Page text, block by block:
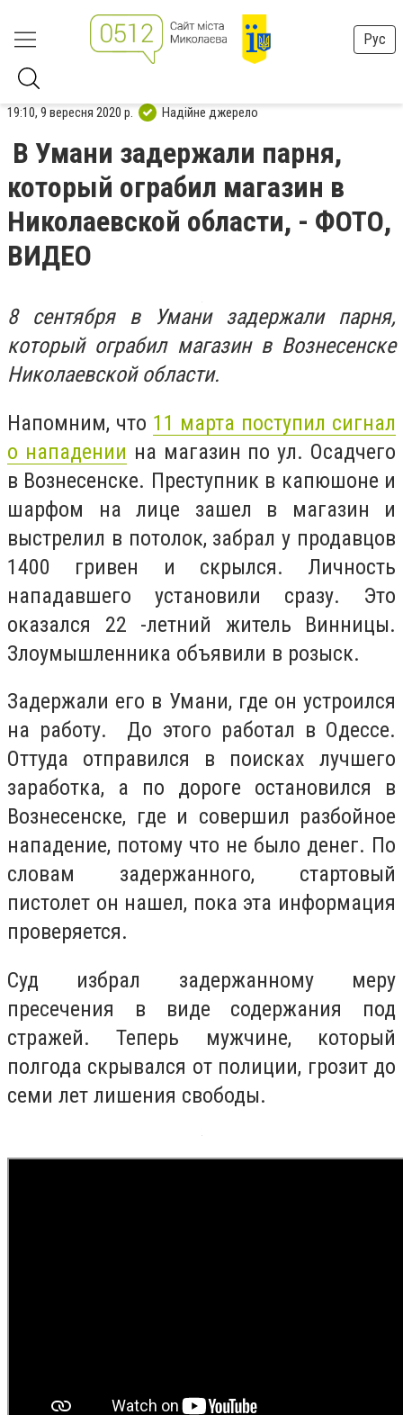
Рус
19:10, 9 вересня 2020 р. Надійне джерело
В Умани задержали парня,
который ограбил магазин в
Николаевской области, - ФОТО,
ВИДЕО
8 сентября в Умани задержали парня,
который ограбил магазин в Вознесенске
Николаевской области.
Напомним, что 11 марта поступил сигнал
о нападении на магазин по ул. Осадчего
в Вознесенске. Преступник в капюшоне и
шарфом на лице зашел в магазин и
выстрелил в потолок, забрал у продавцов
1400 гривен и скрылся. Личность
нападавшего установили сразу. Это
оказался 22 -летний житель Винницы.
Злоумышленника объявили в розыск.
Задержали его в Умани, где он устроился
на работу.
До этого работал в Одессе.
Оттуда отправился в поисках лучшего
заработка, а по дороге остановился в
Вознесенске, где и совершил разбойное
нападение, потому что не было денег. По
словам задержанного, стартовый
пистолет он нашел, пока эта информация
проверяется.
Суд избрал задержанному меру
пресечения в виде содержания под
стражей. Теперь мужчине, который
полгода скрывался от полиции, грозит до
семи лет лишения свободы.